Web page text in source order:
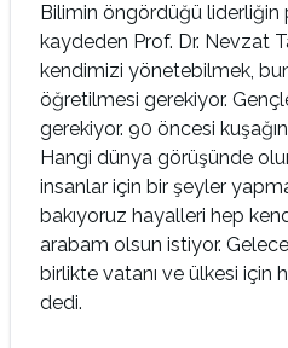
Bilimin öngördüğü
kaydeden Prof. Dr. Nevzat
kendimizi yönetebilmek,
öğretilmesi gerekiyor.
gerekiyor. 90 öncesi
Hangi dünya görüşünde
insanlar için bir şeyler
bakıyoruz hayalleri hep
arabam olsun istiyor.
birlikte vatanı ve ülkesi için
dedi.